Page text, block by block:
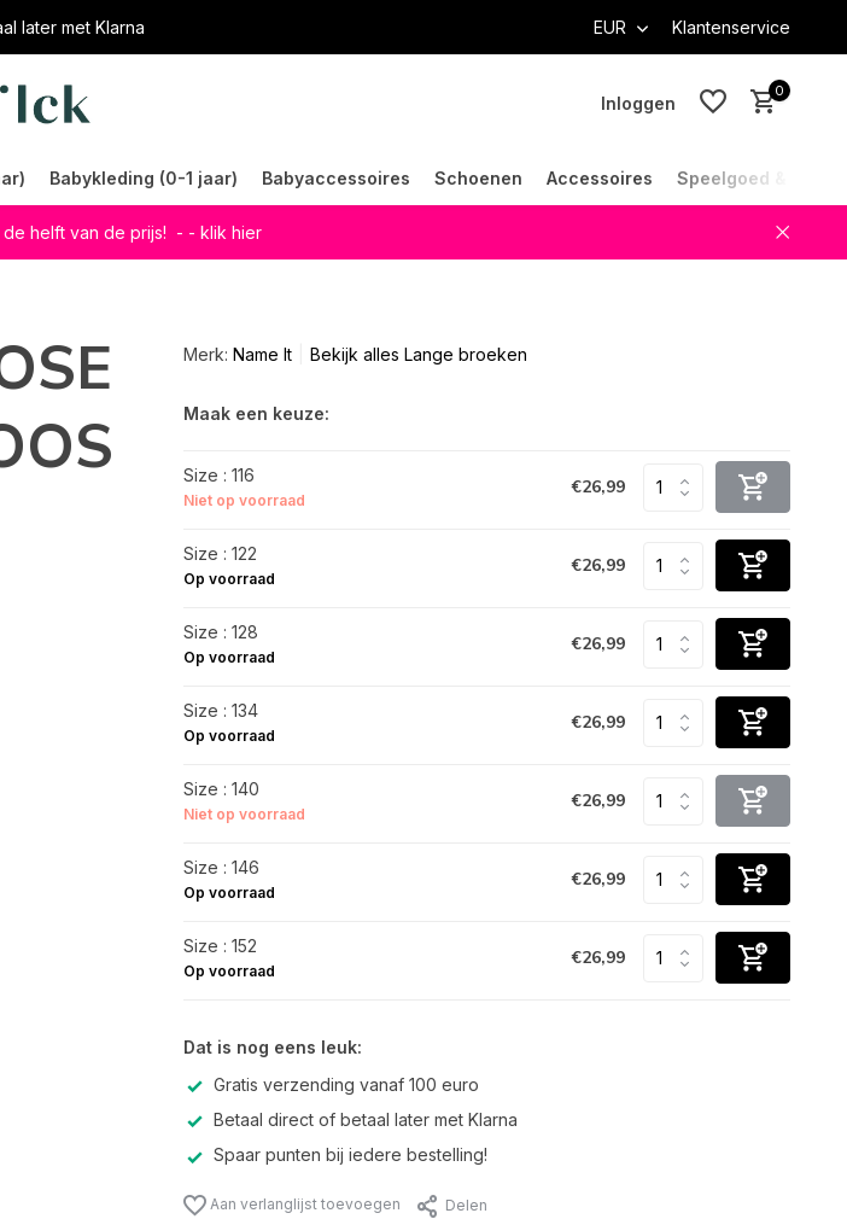
later met Klarna EUR Klantenservice
Inloggen
0
Babykleding (0-1 jaar) Babyaccessoires Schoenen Accessoires Speelgoed &
helft van de prijs! - - klik hier
Merk: Name It Bekijk alles Lange broeken
Maak een keuze:
Size : 116
Niet op voorraad
€26,99
Size : 122
Op voorraad
€26,99
Size : 128
Op voorraad
€26,99
Size : 134
Op voorraad
€26,99
Size : 140
Niet op voorraad
€26,99
Size : 146
Op voorraad
€26,99
Size : 152
Op voorraad
€26,99
Dat is nog eens leuk:
Gratis verzending vanaf 100 euro
Betaal direct of betaal later met Klarna
Spaar punten bij iedere bestelling!
Aan verlanglijst toevoegen Delen